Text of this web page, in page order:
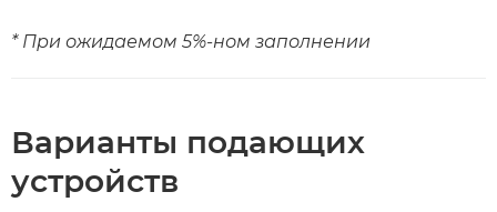
* При ожидаемом 5%-ном заполнении
Варианты подающих
устройств